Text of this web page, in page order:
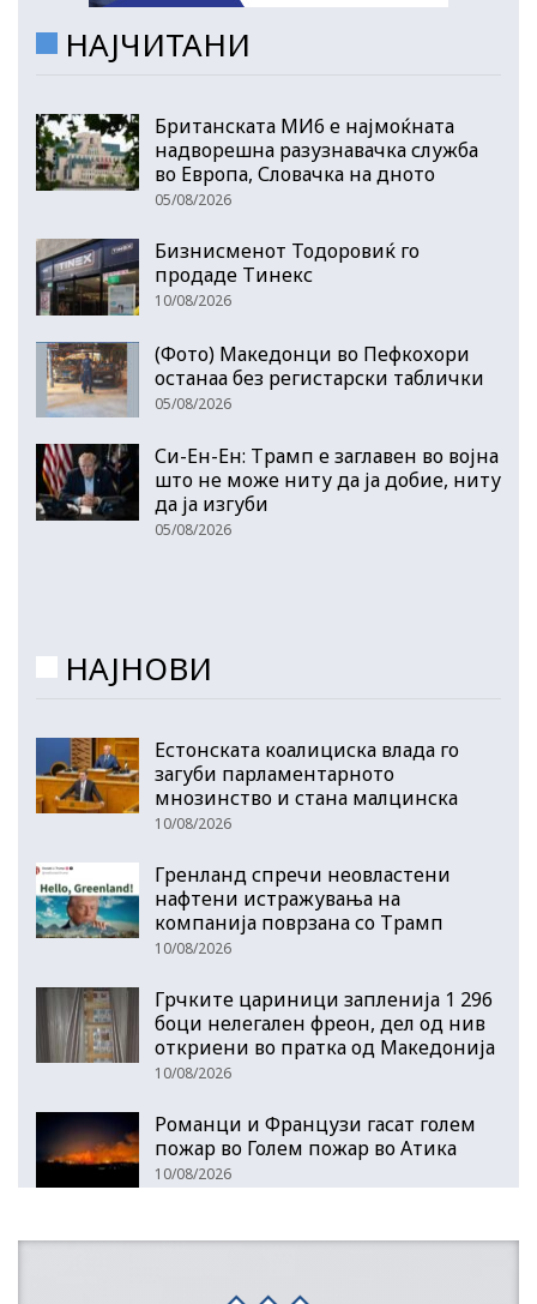
НАЈЧИТАНИ
Британската МИ6 е најмоќната
надворешна разузнавачка служба
во Европа, Словачка на дното
05/08/2026
Бизнисменот Тодоровиќ го
продаде Тинекс
10/08/2026
(Фото) Македонци во Пефкохори
останаа без регистарски таблички
05/08/2026
Си-Ен-Ен: Трамп е заглавен во војна
што не може ниту да ја добие, ниту
да ја изгуби
05/08/2026
НАЈНОВИ
Естонската коалициска влада го
загуби парламентарното
мнозинство и стана малцинска
10/08/2026
Гренланд спречи неовластени
нафтени истражувања на
компанија поврзана со Трамп
10/08/2026
Грчките цариници запленија 1 296
боци нелегален фреон, дел од нив
откриени во пратка од Македонија
10/08/2026
Романци и Французи гасат голем
пожар во Голем пожар во Атика
10/08/2026